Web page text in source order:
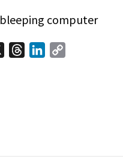
bleeping computer
n
k